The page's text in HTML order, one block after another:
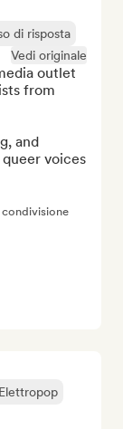
Elettropop
di risposta
Vedi originale
outlet
from
and
voices
condivisione